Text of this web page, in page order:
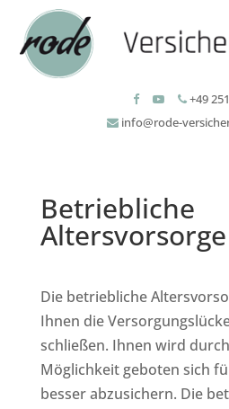
+49
info@rode-
Betriebliche
Altersvorsorge
Die betriebliche
Ihnen die
schließen. Ihnen wird
Möglichkeit geboten sich
besser abzusichern. Die